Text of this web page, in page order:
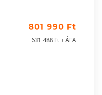
801 990 Ft
631 488 Ft + ÁFA